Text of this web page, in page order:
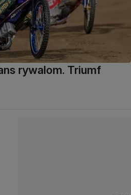
rywalom. Triumf